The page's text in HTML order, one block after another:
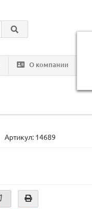
О компании
Артикул: 14689